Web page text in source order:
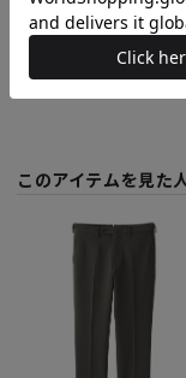
このアイテムを見た